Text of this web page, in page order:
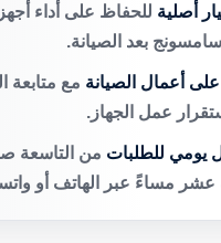
أصلية للحفاظ على أداء
بعد الصيانة.
أعمال الصيانة مع متابعة
عمل الجهاز.
يومي للطلبات من التاسعة
عشر مساءً عبر الهاتف أو